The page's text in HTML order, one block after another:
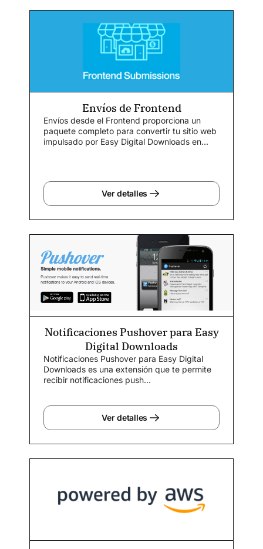
Envíos de Frontend
Envíos desde el Frontend proporciona un
paquete completo para convertir tu sitio web
impulsado por Easy Digital Downloads en...
Ver detalles
Notificaciones Pushover para Easy
Digital Downloads
Notificaciones Pushover para Easy Digital
Downloads es una extensión que te permite
recibir notificaciones push...
Ver detalles